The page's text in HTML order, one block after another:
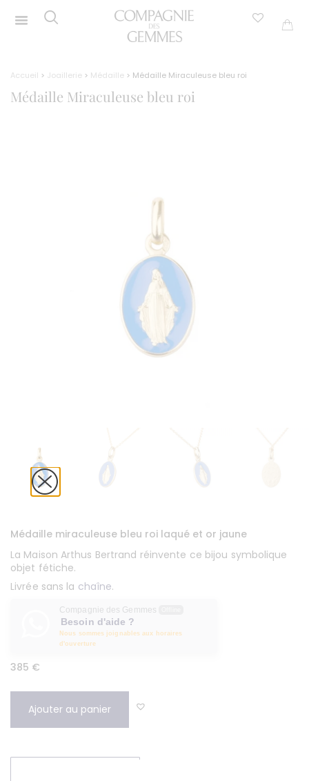
Accueil > Joaillerie > Médaille > Médaille Miraculeuse bleu roi
Médaille Miraculeuse bleu roi
Médaille miraculeuse bleu roi laqué et or jaune
La Maison Arthus Bertrand réinvente ce bijou symbolique
objet fétiche.
Livrée sans la chaîne.
Compagnie des Gemmes
Besoin d'aide ?
Nous sommes joignables aux horaires
d'ouverture
385 €
Ajouter au panier